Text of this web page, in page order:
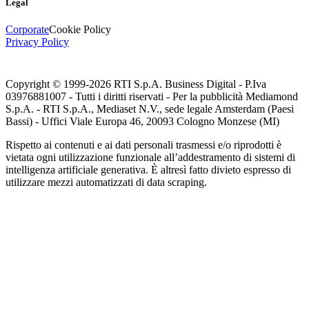
Legal
CorporateCookie Policy
Privacy Policy
Copyright © 1999-2026 RTI S.p.A. Business Digital - P.Iva
03976881007 - Tutti i diritti riservati - Per la pubblicità Mediamond
S.p.A. - RTI S.p.A., Mediaset N.V., sede legale Amsterdam (Paesi
Bassi) - Uffici Viale Europa 46, 20093 Cologno Monzese (MI)
Rispetto ai contenuti e ai dati personali trasmessi e/o riprodotti è
vietata ogni utilizzazione funzionale all’addestramento di sistemi di
intelligenza artificiale generativa. È altresì fatto divieto espresso di
utilizzare mezzi automatizzati di data scraping.